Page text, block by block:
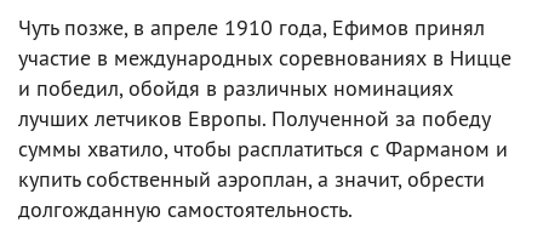
Чуть позже, в апреле 1910 года, Ефимов принял
участие в международных соревнованиях в Ницце
и победил, обойдя в различных номинациях
лучших летчиков Европы. Полученной за победу
суммы хватило, чтобы расплатиться с Фарманом и
купить собственный аэроплан, а значит, обрести
долгожданную самостоятельность.